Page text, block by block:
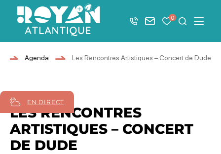
Afficher la barre de navigation du mode éco
Royan Atlantique
+33 5 46 08 21 00
Nous contacter
Mes favoris
0 JeMenu
Agenda Les Rencontres Artistiques – Concert de Dude
EN DIRECT
27 août 2026
LES RENCONTRES
ARTISTIQUES – CONCERT
DE DUDE